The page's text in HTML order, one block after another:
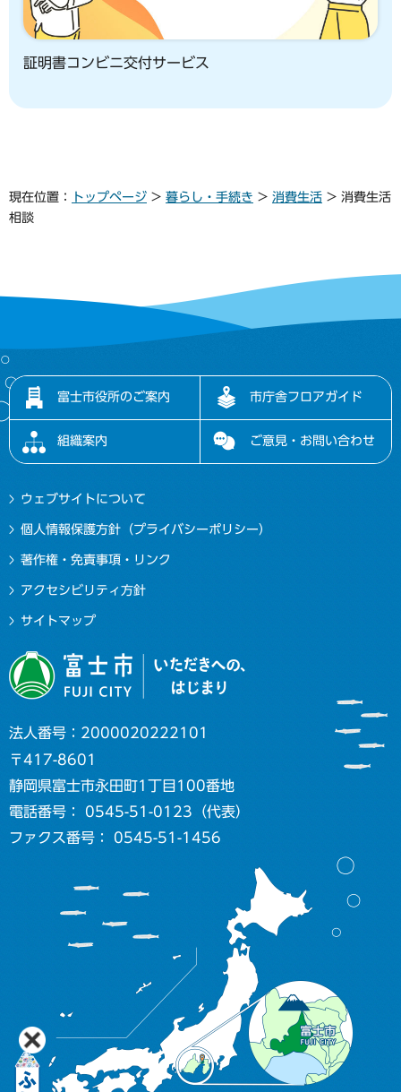
証明書コンビニ交付サービス
現在位置： トップページ > 暮らし・手続き > 消費生活 > 消費生活
相談
富士市役所のご案内 市庁舎フロアガイド
組織案内 ご意見・お問い合わせ
ウェブサイトについて
個人情報保護方針（プライバシーポリシー）
著作権・免責事項・リンク
アクセシビリティ方針
サイトマップ
法人番号：2000020222101
〒417-8601
静岡県富士市永田町1丁目100番地
電話番号： 0545-51-0123（代表）
ファクス番号： 0545-51-1456